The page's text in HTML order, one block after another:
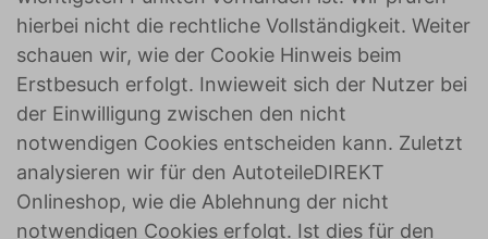
hierbei nicht die rechtliche Vollständigkeit. Weiter
schauen wir, wie der Cookie Hinweis beim
Erstbesuch erfolgt. Inwieweit sich der Nutzer bei
der Einwilligung zwischen den nicht
notwendigen Cookies entscheiden kann. Zuletzt
analysieren wir für den AutoteileDIREKT
Onlineshop, wie die Ablehnung der nicht
notwendigen Cookies erfolgt. Ist dies für den